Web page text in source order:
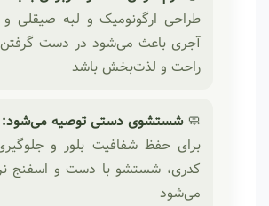
طراحی ارگونومیک و لبه صیقلی و
آجری باعث می‌شود در دست
راحت و لذت‌بخش باشد
🧼شستشوی دستی توصیه می‌شود:
برای حفظ شفافیت بلور و
کدری، شستشو با دست و اسفنج
می‌شود